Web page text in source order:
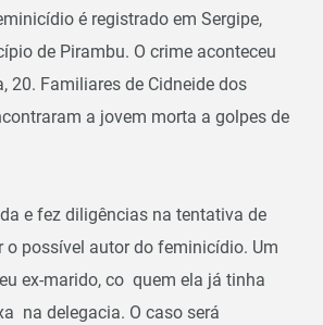
é registrado em Sergipe,
de Pirambu. O crime aconteceu
20. Familiares de Cidneide dos
a jovem morta a golpes de
e fez diligências na tentativa de
o possível autor do feminicídio. Um
ex-marido, co quem ela já tinha
na delegacia. O caso será